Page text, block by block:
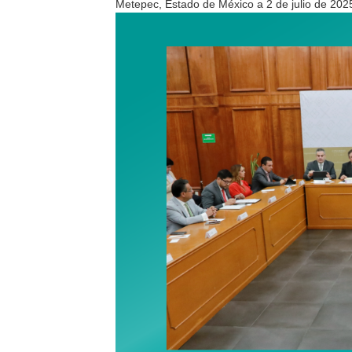
Metepec, Estado de México a 2 de julio de